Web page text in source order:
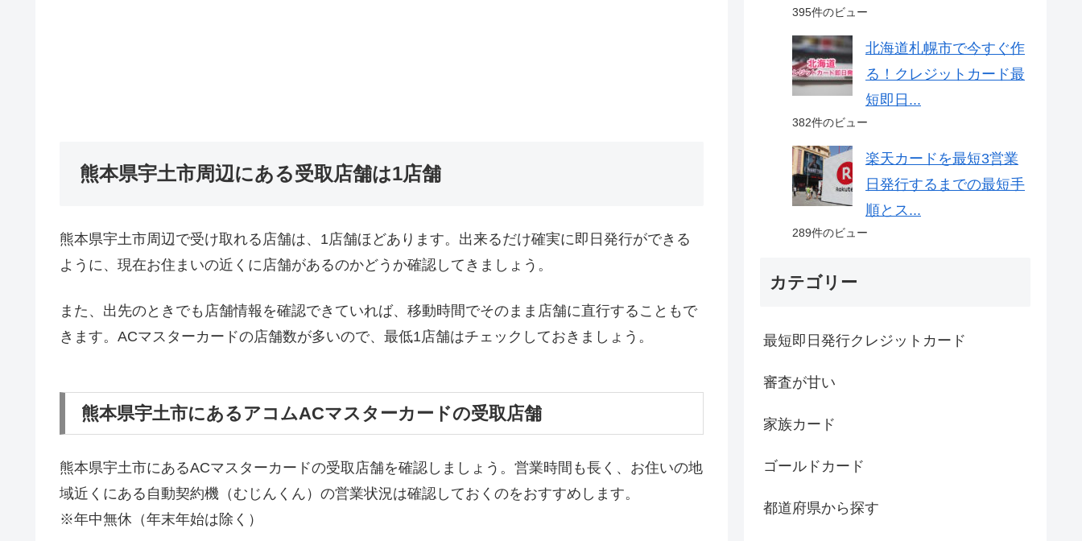
熊本県宇土市周辺にある受取店舗は1店舗
熊本県宇土市周辺で受け取れる店舗は、1店舗ほどあります。出来るだけ確実に即日発行ができる
ように、現在お住まいの近くに店舗があるのかどうか確認してきましょう。
また、出先のときでも店舗情報を確認できていれば、移動時間でそのまま店舗に直行することもで
きます。ACマスターカードの店舗数が多いので、最低1店舗はチェックしておきましょう。
熊本県宇土市にあるアコムACマスターカードの受取店舗
熊本県宇土市にあるACマスターカードの受取店舗を確認しましょう。営業時間も長く、お住いの地
域近くにある自動契約機（むじんくん）の営業状況は確認しておくのをおすすめします。
※年中無休（年末年始は除く）
395件のビュー
北海道札幌市で今すぐ作
る！クレジットカード最
短即日...
382件のビュー
楽天カードを最短3営業
日発行するまでの最短手
順とス...
289件のビュー
カテゴリー
最短即日発行クレジットカード
審査が甘い
家族カード
ゴールドカード
都道府県から探す